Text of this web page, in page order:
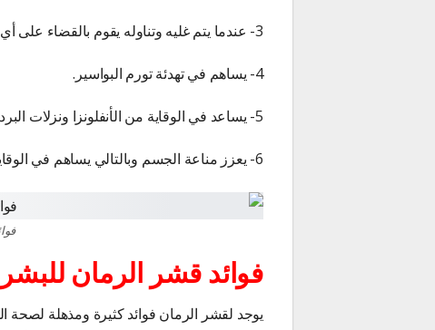
3- عندما يتم غليه وتناوله يقوم بالقضاء على أي مشاكل خاصة بالجهاز الهضمي.
4- يساهم في تهدئة تورم البواسير.
5- يساعد في الوقاية من الأنفلونزا ونزلات البرد.
6- يعزز مناعة الجسم وبالتالي يساهم في الوقاية من السرطان.
فوائد قشر الرمان
يوجد لقشر الرمان فوائد كثيرة ومذهلة